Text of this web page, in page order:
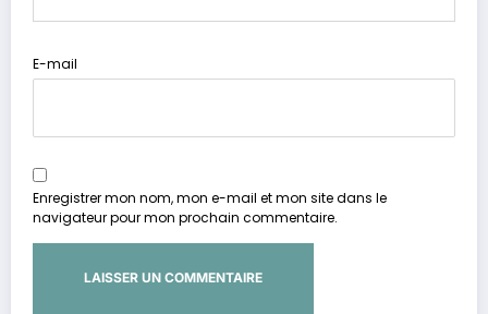
E-mail
Enregistrer mon nom, mon e-mail et mon site dans le
navigateur pour mon prochain commentaire.